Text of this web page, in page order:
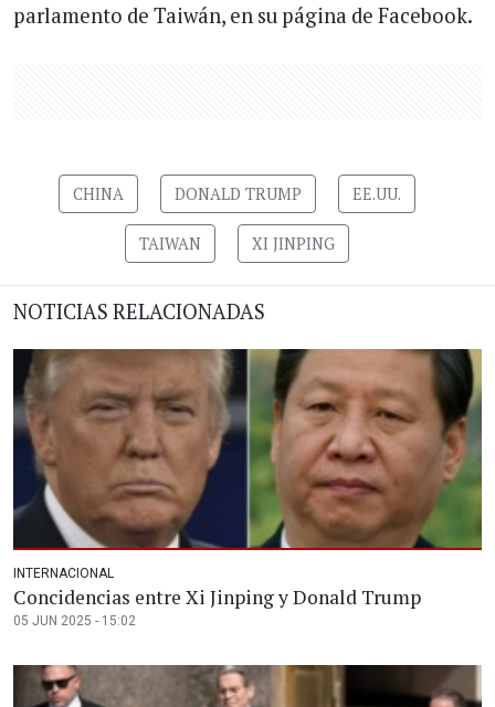
parlamento de Taiwán, en su página de Facebook.
CHINA DONALD TRUMP EE.UU.
TAIWAN XI JINPING
NOTICIAS RELACIONADAS
INTERNACIONAL
Concidencias entre Xi Jinping y Donald Trump
05 JUN 2025 - 15:02